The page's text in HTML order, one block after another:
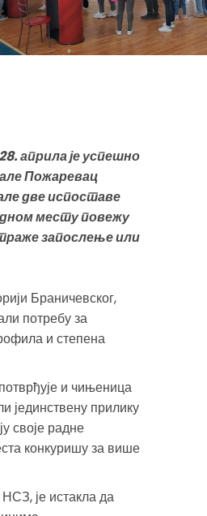
априла је успешно
Пожаревац
две испоставе
месту повежу
запослење или
Браничевског,
потребу за
и степена
и чињеница
јединствену прилику
своје радне
конкуришу за више
је истакла да